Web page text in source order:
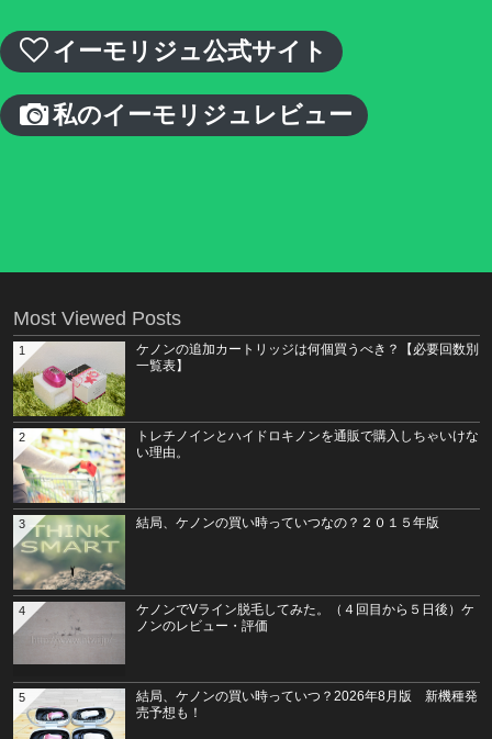
イーモリジュ公式サイト
私のイーモリジュレビュー
Most Viewed Posts
ケノンの追加カートリッジは何個買うべき？【必要回数別
一覧表】
1
トレチノインとハイドロキノンを通販で購入しちゃいけな
い理由。
2
結局、ケノンの買い時っていつなの？２０１５年版
3
ケノンでVライン脱毛してみた。（４回目から５日後）ケ
ノンのレビュー・評価
4
結局、ケノンの買い時っていつ？2026年8月版 新機種発
売予想も！
5